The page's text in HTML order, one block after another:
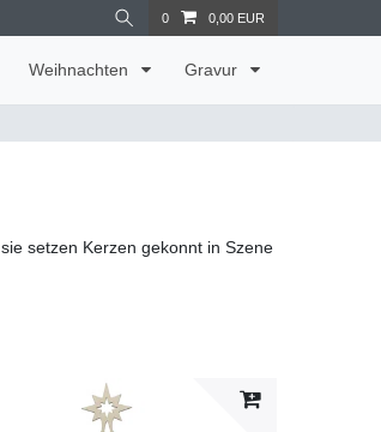
0 0,00 EUR
Weihnachten Gravur
setzen Kerzen gekonnt in Szene